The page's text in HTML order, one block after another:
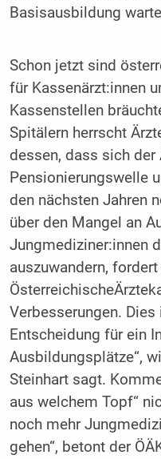
Basisausbildung
Schon jetzt sind
für Kassenärzt:innen
Kassenstellen
Spitälern herrscht
dessen, dass sich
Pensionierungswelle
den nächsten Jahren
über den Mangel an
Jungmediziner:innen
auszuwandern,
Verbesserungen.
Entscheidung für ein
Ausbildungsplätze“,
Steinhart sagt.
aus welchem Topf“
noch mehr
gehen“, betont der